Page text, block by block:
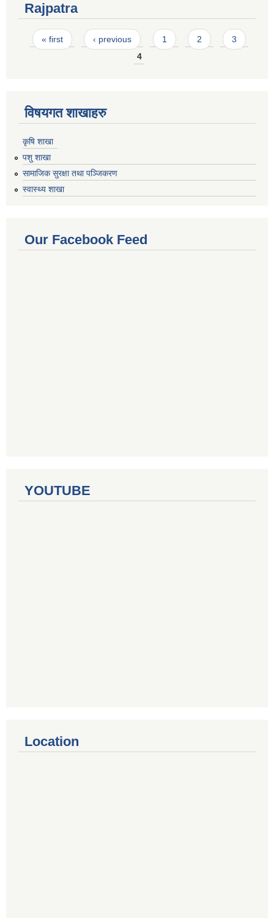
Rajpatra
Pages
« first ‹ previous 1 2
3
4
विषयगत शाखाहरु
कृषि शाखा
पशु शाखा
सामाजिक सुरक्षा तथा पञ्जिकरण
स्वास्थ्य शाखा
Our Facebook Feed
YOUTUBE
Location